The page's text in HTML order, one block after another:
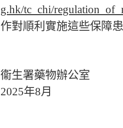
g.hk/tc_chi/
作對順利實施這些保障
衞生署藥物辦公室
2025年8月